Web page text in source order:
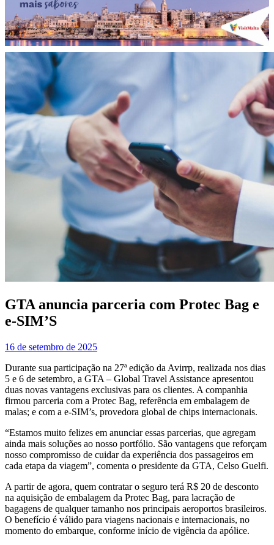
GTA anuncia parceria com Protec Bag e
e-SIM’S
16 de setembro de 2025
Durante sua participação na 27ª edição da Avirrp, realizada nos dias
5 e 6 de setembro, a GTA – Global Travel Assistance apresentou
duas novas vantagens exclusivas para os clientes. A companhia
firmou parceria com a Protec Bag, referência em embalagem de
malas; e com a e-SIM’s, provedora global de chips internacionais.
“Estamos muito felizes em anunciar essas parcerias, que agregam
ainda mais soluções ao nosso portfólio. São vantagens que reforçam
nosso compromisso de cuidar da experiência dos passageiros em
cada etapa da viagem”, comenta o presidente da GTA, Celso Guelfi.
A partir de agora, quem contratar o seguro terá R$ 20 de desconto
na aquisição de embalagem da Protec Bag, para lacração de
bagagens de qualquer tamanho nos principais aeroportos brasileiros.
O benefício é válido para viagens nacionais e internacionais, no
momento do embarque, conforme início de vigência da apólice.